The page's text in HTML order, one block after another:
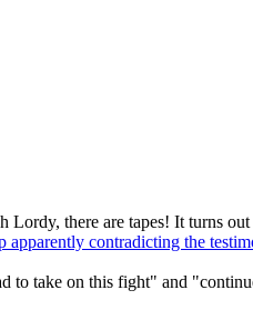
Lordy, there are tapes! It turns
apparently contradicting the
take on this fight" and